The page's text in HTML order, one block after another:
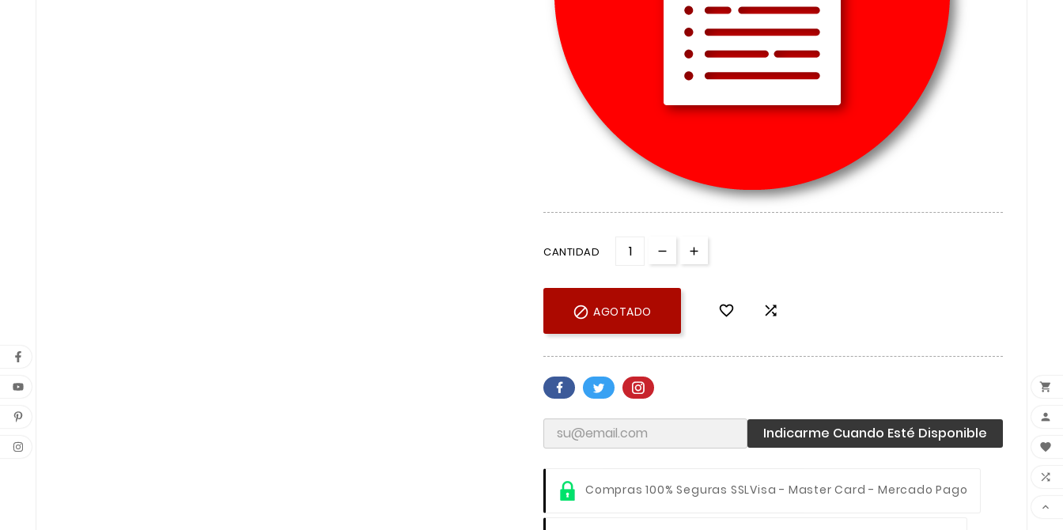
CANTIDAD
 AGOTADO  
Indicarme Cuando Esté Disponible
Compras 100% Seguras SSLVisa - Master Card - Mercado Pago




